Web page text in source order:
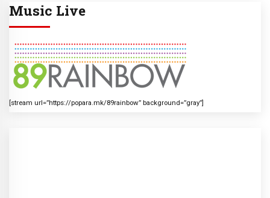
Music Live
[stream url=”https://popara.mk/89rainbow” background=”gray”]